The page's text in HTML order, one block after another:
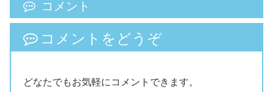
コメント
コメントをどうぞ
どなたでもお気軽にコメントできます。